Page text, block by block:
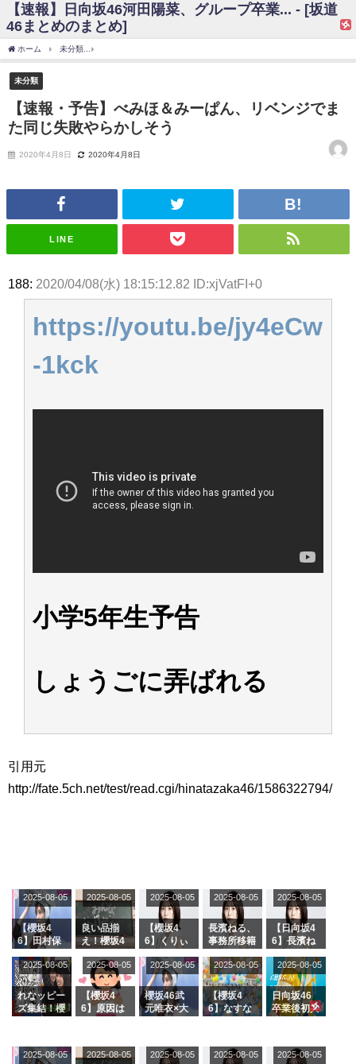
日向坂46まとめのまとめ / 【日向坂46】富田鈴花、次の事務所が決まって
そう！？
日向坂46まとめのまとめ / 【日向坂46】富田鈴花、次の事務所が決まって
そう！？
ハ！』ミーグリ日程がこちら
乃木坂あんてな ～乃木坂46・欅坂46・日向坂46のニュース・情報・話題
をピックアップ / 日向坂46卒業後初共演！佐々木久美さん、師匠オードリー若
林さんと再会した結果･･･【激レアさんを連れてきた。】
欅坂46/日向坂46まとめのまとめ / 『anan』の表紙の櫻坂46さん、多様性
の時代だと話題に
wwwwwwwwwwww
日向坂46まとめのまとめ / 筒井あやめ、アレをチラリ。こういう偶然の方
日向坂46まとめのまとめ / 【日向坂46】富田鈴花1st写真集の先行カット、
花考案グッズ＆生写真5種が公開される
アイドル – ぷぅアンテナ / 「乃木坂46ののぎおび⊿」北野日奈子が生配
アイドル – ぷぅアンテナ / 2022年3月22日（火）のメディア情報
アイドル – ぷぅアンテナ / 【乃木坂46】日村勇紀 gif職人が切り抜いた名シ
ふぇどみ！ / 【悲報】母「裕福な過程が高学歴になるとか大嘘。教育に金を
かけまくったうちの息子が団地住みの貧乏に学歴で負けた」
【速報】日向坂46河田陽菜、グループ卒業... - [坂道
46まとめのまとめ]
ホーム 未分類
未分類
【速報・予告】べみほ＆みーぱん、リベンジでま
た同じ失敗やらかしそう
2020年4月8日 2020年4月8日
LINE
188: 2020/04/08(水) 18:15:12.82 ID:xjVatFI+0
https://youtu.be/jy4eCw
-1kck
小学5年生予告
しょうごに弄ばれる
引用元
http://fate.5ch.net/test/read.cgi/hinatazaka46/1586322794/
【櫻坂4
6】田村保
ージを脱い
でいた理由
2025-08-05
良い品揃
え！櫻坂4
グル『Mak
e or Brea
k』オフィ
シャルグッ
ズ絶賛販売
2025-08-05
【櫻坂4
6】くりぃ
の2人を手
玉に取る大
沼晶保【く
りぃむナン
タラ】
2025-08-05
長濱ねる、
事務所移籍
属を発表
2025-08-05
【日向坂4
6】長濱ね
ら移籍しフ
ラーム所属
に。これで
事務所に所
属している
がこちら
2025-08-05
れなッピー
ズ集結！櫻
理子、8/6
「ラヴィッ
2025-08-05
【櫻坂4
6】原因は
uddiesを
ざわつかせ
2025-08-05
櫻坂46武
元唯衣×大
カップお姉
さんに恐怖
2025-08-05
【櫻坂4
6】なすな
2曲目っ
て...【ラヴ
2025-08-05
日向坂46
卒業後初共
師匠オード
リー若林さ
2025-08-05
2025-08-05 2025-08-05 2025-08-05 2025-08-05 2025-08-05